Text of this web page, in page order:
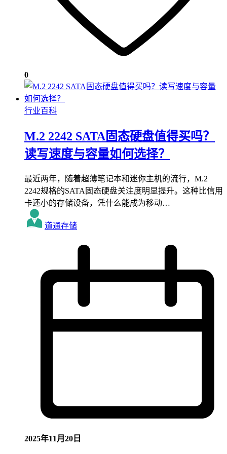
0
行业百科
M.2 2242 SATA固态硬盘值得买吗？
读写速度与容量如何选择？
最近两年，随着超薄笔记本和迷你主机的流行，M.2
2242规格的SATA固态硬盘关注度明显提升。这种比信用
卡还小的存储设备，凭什么能成为移动…
道通存储
2025年11月20日